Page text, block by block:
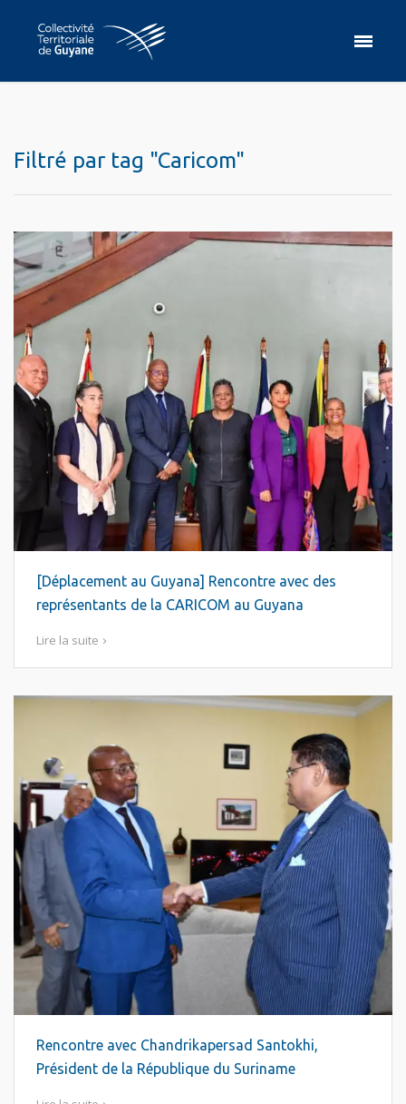
Filtré par tag "Caricom"
[Déplacement au Guyana] Rencontre avec des
représentants de la CARICOM au Guyana
Lire la suite
Rencontre avec Chandrikapersad Santokhi,
Président de la République du Suriname